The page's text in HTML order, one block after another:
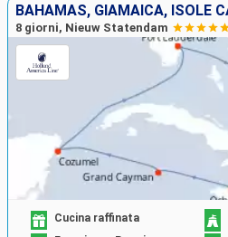
8 giorni, Nieuw Statendam
Cucina raffinata